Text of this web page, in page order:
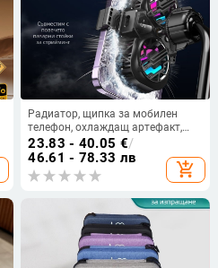
Радиатор, щипка за мобилен
телефон, охлаждащ артефакт,
нов цифров дисплей за
предаване на живо,
двутурбомагнитен
полупроводник
23.83 - 40.05 €/
46.61 - 78.33 лв
add_shopping_cart